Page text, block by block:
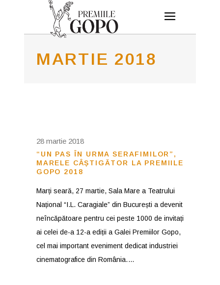
MARTIE 2018
28 martie 2018
“UN PAS ÎN URMA SERAFIMILOR”,
MARELE CÂȘTIGĂTOR LA PREMIILE
GOPO 2018
Marți seară, 27 martie, Sala Mare a Teatrului
Național “I.L. Caragiale” din București a devenit
neîncăpătoare pentru cei peste 1000 de invitați
ai celei de-a 12-a ediții a Galei Premiilor Gopo,
cel mai important eveniment dedicat industriei
cinematografice din România.